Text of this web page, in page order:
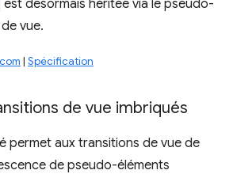
est désormais héritée via le pseudo-
vue.
| Spécification
de vue imbriqués
permet aux transitions de vue de
de pseudo-éléments